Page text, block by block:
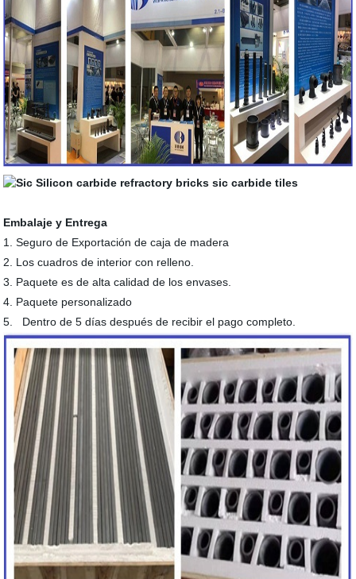
Embalaje y Entrega
1. Seguro de Exportación de caja de madera
2. Los cuadros de interior con relleno.
3. Paquete es de alta calidad de los envases.
4. Paquete personalizado
5. Dentro de 5 días después de recibir el pago completo.